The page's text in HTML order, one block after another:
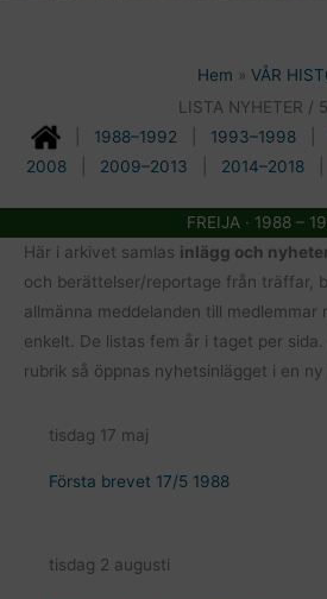
Hem VÅR
LISTA NYHETER /
1988–1992 1993–1998
2008
2009–2013 2014–2018
FREIJA · 1988 –
Här i arkivet samlas inlägg och
och berättelser/reportage från träffar,
allmänna meddelanden till medlemmar
enkelt. De listas fem år i taget per
rubrik så öppnas nyhetsinlägget i en ny
tisdag 17 maj
Första brevet 17/5 1988
tisdag 2 augusti